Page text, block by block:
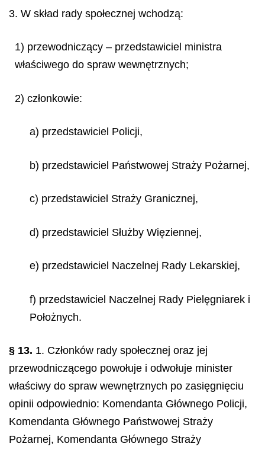
3. W skład rady społecznej wchodzą:
1) przewodniczący – przedstawiciel ministra
właściwego do spraw wewnętrznych;
2) członkowie:
a) przedstawiciel Policji,
b) przedstawiciel Państwowej Straży Pożarnej,
c) przedstawiciel Straży Granicznej,
d) przedstawiciel Służby Więziennej,
e) przedstawiciel Naczelnej Rady Lekarskiej,
f) przedstawiciel Naczelnej Rady Pielęgniarek i
Położnych.
§ 13. 1. Członków rady społecznej oraz jej
przewodniczącego powołuje i odwołuje minister
właściwy do spraw wewnętrznych po zasięgnięciu
opinii odpowiednio: Komendanta Głównego Policji,
Komendanta Głównego Państwowej Straży
Pożarnej, Komendanta Głównego Straży